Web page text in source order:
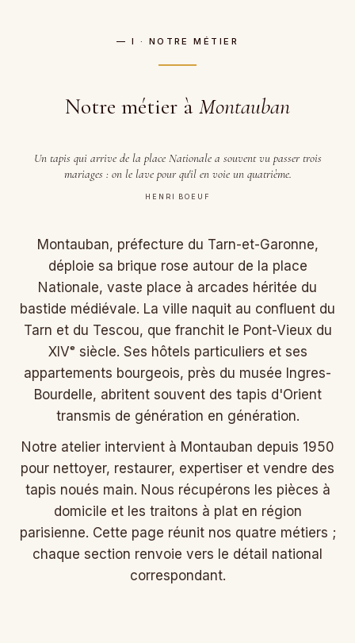
— I · NOTRE MÉTIER
Notre métier à Montauban
Un tapis qui arrive de la place Nationale a souvent vu passer trois
mariages : on le lave pour qu'il en voie un quatrième.
HENRI BOEUF
Montauban, préfecture du Tarn-et-Garonne,
déploie sa brique rose autour de la place
Nationale, vaste place à arcades héritée du
bastide médiévale. La ville naquit au confluent du
Tarn et du Tescou, que franchit le Pont-Vieux du
XIVᵉ siècle. Ses hôtels particuliers et ses
appartements bourgeois, près du musée Ingres-
Bourdelle, abritent souvent des tapis d'Orient
transmis de génération en génération.
Notre atelier intervient à Montauban depuis 1950
pour nettoyer, restaurer, expertiser et vendre des
tapis noués main. Nous récupérons les pièces à
domicile et les traitons à plat en région
parisienne. Cette page réunit nos quatre métiers ;
chaque section renvoie vers le détail national
correspondant.